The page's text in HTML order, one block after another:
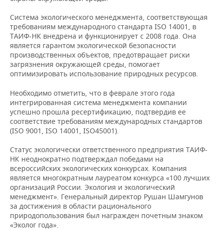
Система экологического менеджмента, соответствующая
требованиям международного стандарта ISO 14001, в
ТАИФ-НК внедрена и функционирует с 2008 года. Она
является гарантом экологической безопасности
производственных объектов, предотвращает риски
загрязнения окружающей среды, помогает
оптимизировать использование природных ресурсов.
Необходимо отметить, что в феврале этого года
интегрированная система менеджмента компании
успешно прошла ресертификацию, подтвердив ее
соответствие требованиям международных стандартов
(ISO 9001, ISO 14001, ISO45001).
Статус экологически ответственного предприятия ТАИФ-
НК неоднократно подтверждал победами на
всероссийских экологических конкурсах. Компания
является многократным лауреатом конкурса «100 лучших
организаций России. Экология и экологический
менеджмент». Генеральный директор Рушан Шамгунов
за достижения в области рационального
природопользования был награжден почетным знаком
«Эколог года».